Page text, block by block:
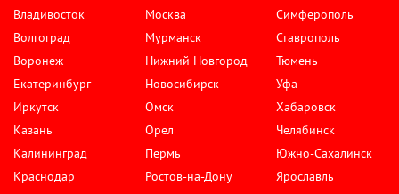
Владивосток
Волгоград
Воронеж
Екатеринбург
Иркутск
Казань
Калининград
Краснодар
Москва
Мурманск
Нижний Новгород
Новосибирск
Омск
Орел
Пермь
Ростов-на-Дону
Симферополь
Ставрополь
Тюмень
Уфа
Хабаровск
Челябинск
Южно-Сахалинск
Ярославль